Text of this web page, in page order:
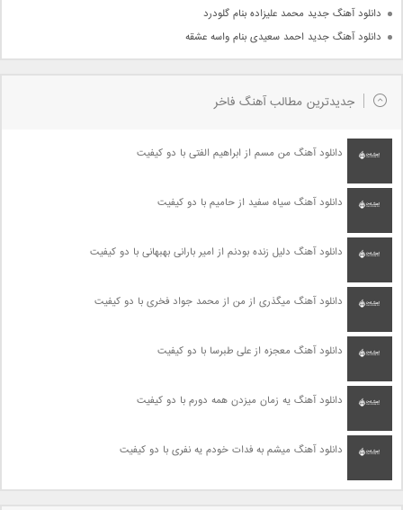
دانلود آهنگ جدید محمد علیزاده بنام گلودرد
دانلود آهنگ جدید احمد سعیدی بنام واسه عشقه
جدیدترین مطالب آهنگ فاخر
دانلود آهنگ من مسم از ابراهیم الفتی با دو کیفیت
دانلود آهنگ سیاه سفید از حامیم با دو کیفیت
دانلود آهنگ دلیل زنده بودنم از امیر بارانی بهبهانی با دو کیفیت
دانلود آهنگ میگذری از من از محمد جواد فخری با دو کیفیت
دانلود آهنگ معجزه از علی طبرسا با دو کیفیت
دانلود آهنگ یه زمان میزدن همه دورم با دو کیفیت
دانلود آهنگ میشم به فدات خودم یه نفری با دو کیفیت